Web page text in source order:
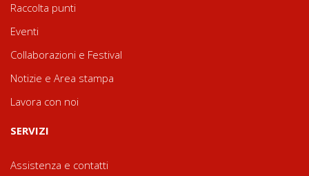
Raccolta punti
Eventi
Collaborazioni e Festival
Notizie e Area stampa
Lavora con noi
SERVIZI
Assistenza e contatti